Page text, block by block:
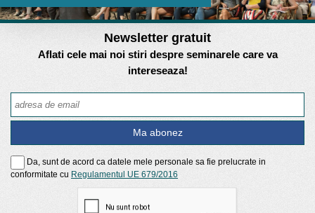
Newsletter gratuit
Aflati cele mai noi stiri despre seminarele care va
intereseaza!
Da, sunt de acord ca datele mele personale sa fie prelucrate in
conformitate cu Regulamentul UE 679/2016